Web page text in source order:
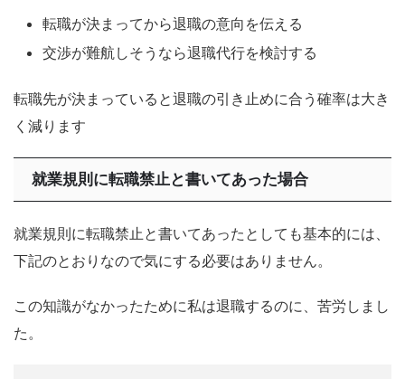
転職が決まってから退職の意向を伝える
交渉が難航しそうなら退職代行を検討する
転職先が決まっていると退職の引き止めに合う確率は大き
く減ります
就業規則に転職禁止と書いてあった場合
就業規則に転職禁止と書いてあったとしても基本的には、
下記のとおりなので気にする必要はありません。
この知識がなかったために私は退職するのに、苦労しまし
た。